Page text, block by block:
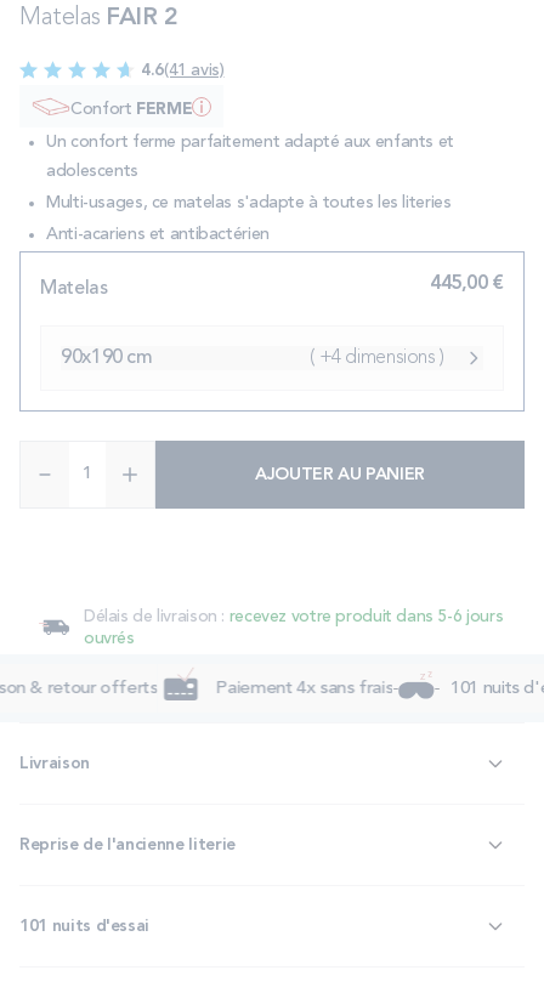
PROMOS
Technologie bultex
Nos engagements
Matelas FAIR 2
4.6(41 avis)
Confort FERME
Un confort ferme parfaitement adapté aux enfants et
adolescents
Multi-usages, ce matelas s'adapte à toutes les literies
Anti-acariens et antibactérien
Matelas 445,00 €
90x190 cm ( +4 dimensions )
AJOUTER AU PANIER
Délais de livraison : recevez votre produit dans 5-6 jours
ouvrés
& retour offerts Paiement 4x sans frais 101 nuits
Livraison
Reprise de l'ancienne literie
101 nuits d'essai